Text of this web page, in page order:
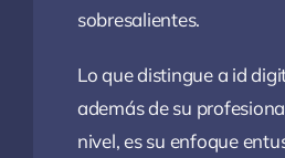
sobresalientes.
Lo que distingue a id
además de su
nivel, es su enfoque